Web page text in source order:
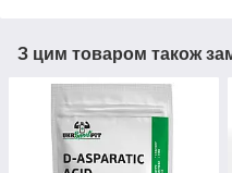
З цим товаром також